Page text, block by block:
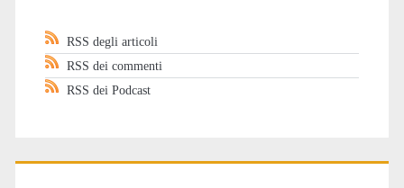
RSS degli articoli
RSS dei commenti
RSS dei Podcast